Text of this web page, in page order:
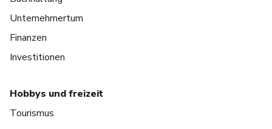
Unternehmertum
Finanzen
Investitionen
Hobbys und freizeit
Tourismus